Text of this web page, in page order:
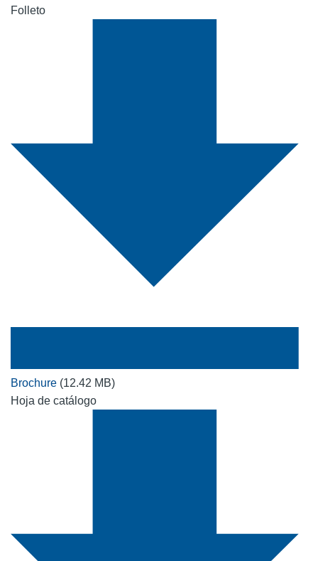
Folleto
Brochure (12.42 MB)
Hoja de catálogo